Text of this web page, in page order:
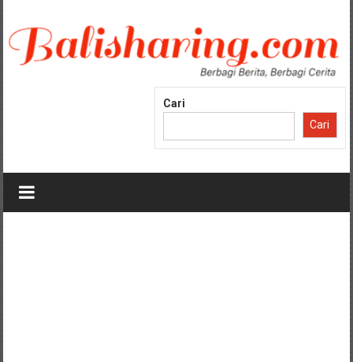
konten
Cari
Cari